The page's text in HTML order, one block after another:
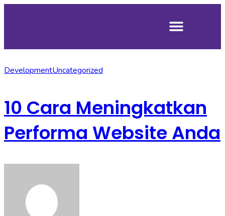
DevelopmentUncategorized
10 Cara Meningkatkan
Performa Website Anda